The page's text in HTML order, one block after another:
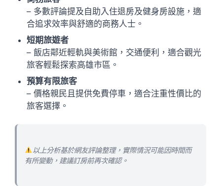
– 多數評論提及自助入住退房及健身房設施，適
合追求效率與舒適的商務人士。
短期旅遊者
– 飯店鄰近輕軌與美術館，交通便利，適合觀光
旅客輕鬆探索高雄市區。
預算有限旅客
– 價格親民且提供免費停車，適合注重性價比的
旅客選擇。
以上分析基於網友評論整理，實際情況可能因時間而
有所變動，建議訂房前再次確認。